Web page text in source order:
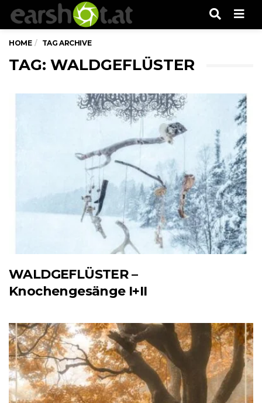
HOME TAG ARCHIVE
TAG: WALDGEFLÜSTER
WALDGEFLÜSTER –
Knochengesänge I+II